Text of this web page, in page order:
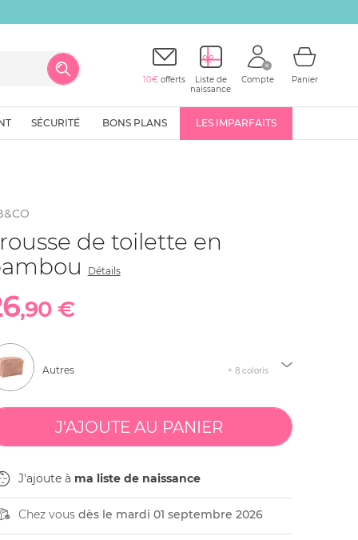
10€ offerts
Liste de
naissance
Compte Panier
SÉCURITÉ BONS PLANS LES IMPARFAITS
de toilette en
Détails
,90 €
Autres + 8 coloris
J'ajoute à ma liste de naissance
Chez vous dès le mardi 01 septembre 2026